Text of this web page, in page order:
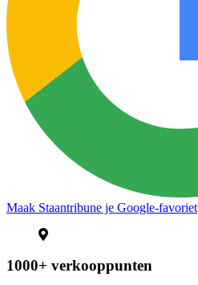
Maak Staantribune je Google-favoriet
1000+ verkooppunten